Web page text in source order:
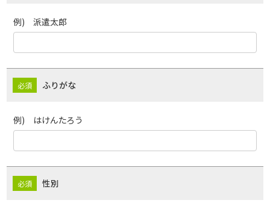
例) 派遣太郎
ふりがな
例) はけんたろう
性別